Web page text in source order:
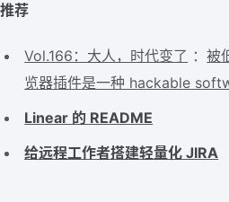
推荐
Vol.166：大人，时代变了 ：被
览器插件是一种 hackable
Linear 的 README
给远程工作者搭建轻量化 JIRA